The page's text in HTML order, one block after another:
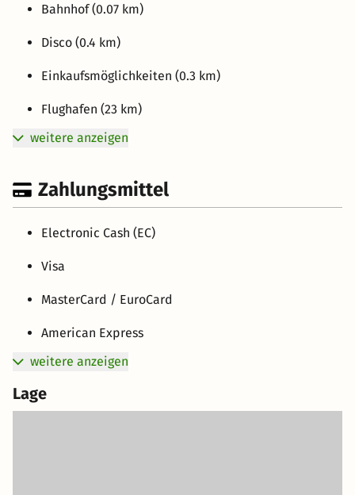
Bahnhof (0.07 km)
Disco (0.4 km)
Einkaufsmöglichkeiten (0.3 km)
Flughafen (23 km)
weitere anzeigen
Zahlungsmittel
Electronic Cash (EC)
Visa
MasterCard / EuroCard
American Express
weitere anzeigen
Lage